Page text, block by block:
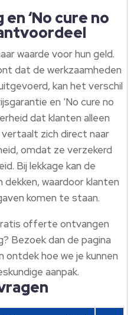
‘No cure no
waarde voor hun geld.
dat de werkzaamheden
kan het verschil
en ‘No cure no
dat klanten alleen
zich direct naar
omdat ze verzekerd
Bij lekkage kan de
waardoor klanten
komen te staan.
offerte ontvangen
Bezoek dan de pagina
ontdek hoe we je kunnen
aanpak.